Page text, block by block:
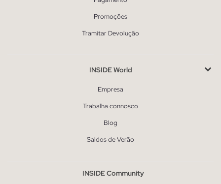
Promoções
Tramitar Devolução
INSIDE World
Empresa
Trabalha connosco
Blog
Saldos de Verão
INSIDE Community